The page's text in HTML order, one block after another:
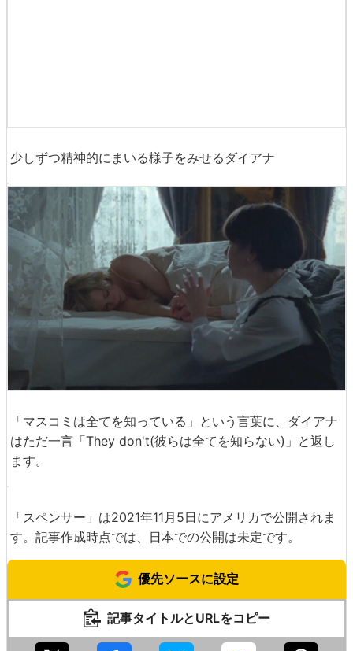
少しずつ精神的にまいる様子をみせるダイアナ
「マスコミは全てを知っている」という言葉に、ダイアナ
はただ一言「They don't(彼らは全てを知らない)」と返し